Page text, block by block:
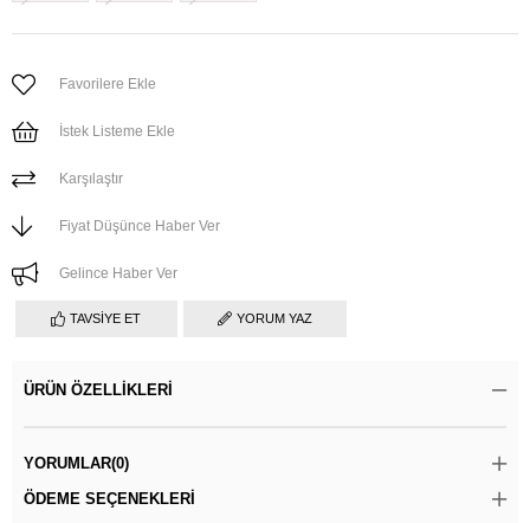
Favorilere Ekle
İstek Listeme Ekle
Karşılaştır
Fiyat Düşünce Haber Ver
Gelince Haber Ver
TAVSIYE ET YORUM YAZ
ÜRÜN ÖZELLIKLERI
YORUMLAR(0)
ÖDEME SEÇENEKLERI